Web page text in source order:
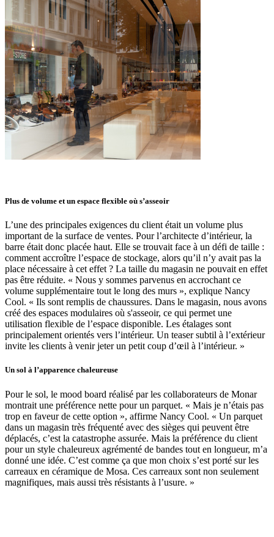
Plus de volume et un espace flexible où s’asseoir
L’une des principales exigences du client était un volume plus
important de la surface de ventes. Pour l’architecte d’intérieur, la
barre était donc placée haut. Elle se trouvait face à un défi de taille :
comment accroître l’espace de stockage, alors qu’il n’y avait pas la
place nécessaire à cet effet ? La taille du magasin ne pouvait en effet
pas être réduite. « Nous y sommes parvenus en accrochant ce
volume supplémentaire tout le long des murs », explique Nancy
Cool. « Ils sont remplis de chaussures. Dans le magasin, nous avons
créé des espaces modulaires où s'asseoir, ce qui permet une
utilisation flexible de l’espace disponible. Les étalages sont
principalement orientés vers l’intérieur. Un teaser subtil à l’extérieur
invite les clients à venir jeter un petit coup d’œil à l’intérieur. »
Un sol à l’apparence chaleureuse
Pour le sol, le mood board réalisé par les collaborateurs de Monar
montrait une préférence nette pour un parquet. « Mais je n’étais pas
trop en faveur de cette option », affirme Nancy Cool. « Un parquet
dans un magasin très fréquenté avec des sièges qui peuvent être
déplacés, c’est la catastrophe assurée. Mais la préférence du client
pour un style chaleureux agrémenté de bandes tout en longueur, m’a
donné une idée. C’est comme ça que mon choix s’est porté sur les
carreaux en céramique de Mosa. Ces carreaux sont non seulement
magnifiques, mais aussi très résistants à l’usure. »